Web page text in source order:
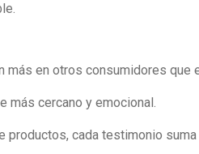
más en otros consumidores que
más cercano y emocional.
productos, cada testimonio